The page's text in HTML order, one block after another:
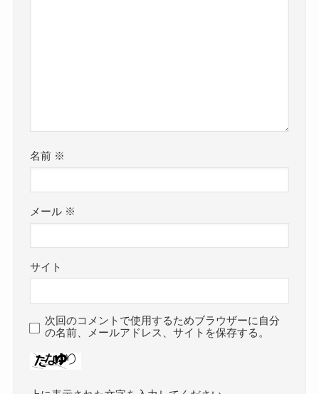
名前 ※
メール ※
サイト
次回のコメントで使用するためブラウザーに自分
の名前、メールアドレス、サイトを保存する。